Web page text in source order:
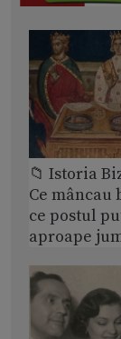
📁 Istoria
Ce
ce postul
aproape